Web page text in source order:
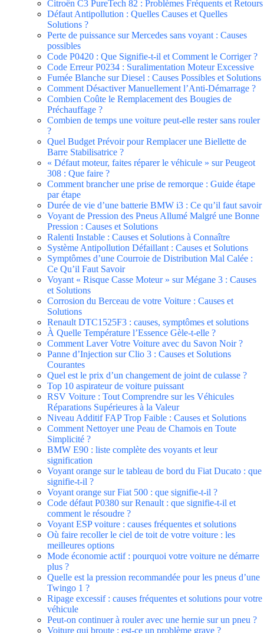
Citroën C3 PureTech 82 : Problèmes Fréquents et Retours
Défaut Antipollution : Quelles Causes et Quelles
Solutions ?
Perte de puissance sur Mercedes sans voyant : Causes
possibles
Code P0420 : Que Signifie-t-il et Comment le Corriger ?
Code Erreur P0234 : Suralimentation Moteur Excessive
Fumée Blanche sur Diesel : Causes Possibles et Solutions
Comment Désactiver Manuellement l’Anti-Démarrage ?
Combien Coûte le Remplacement des Bougies de
Préchauffage ?
Combien de temps une voiture peut-elle rester sans rouler
?
Quel Budget Prévoir pour Remplacer une Biellette de
Barre Stabilisatrice ?
« Défaut moteur, faites réparer le véhicule » sur Peugeot
308 : Que faire ?
Comment brancher une prise de remorque : Guide étape
par étape
Durée de vie d’une batterie BMW i3 : Ce qu’il faut savoir
Voyant de Pression des Pneus Allumé Malgré une Bonne
Pression : Causes et Solutions
Ralenti Instable : Causes et Solutions à Connaître
Système Antipollution Défaillant : Causes et Solutions
Symptômes d’une Courroie de Distribution Mal Calée :
Ce Qu’il Faut Savoir
Voyant « Risque Casse Moteur » sur Mégane 3 : Causes
et Solutions
Corrosion du Berceau de votre Voiture : Causes et
Solutions
Renault DTC1525F3 : causes, symptômes et solutions
À Quelle Température l’Essence Gèle-t-elle ?
Comment Laver Votre Voiture avec du Savon Noir ?
Panne d’Injection sur Clio 3 : Causes et Solutions
Courantes
Quel est le prix d’un changement de joint de culasse ?
Top 10 aspirateur de voiture puissant
RSV Voiture : Tout Comprendre sur les Véhicules
Réparations Supérieures à la Valeur
Niveau Additif FAP Trop Faible : Causes et Solutions
Comment Nettoyer une Peau de Chamois en Toute
Simplicité ?
BMW E90 : liste complète des voyants et leur
signification
Voyant orange sur le tableau de bord du Fiat Ducato : que
signifie-t-il ?
Voyant orange sur Fiat 500 : que signifie-t-il ?
Code défaut P0380 sur Renault : que signifie-t-il et
comment le résoudre ?
Voyant ESP voiture : causes fréquentes et solutions
Où faire recoller le ciel de toit de votre voiture : les
meilleures options
Mode économie actif : pourquoi votre voiture ne démarre
plus ?
Quelle est la pression recommandée pour les pneus d’une
Twingo 1 ?
Ripage excessif : causes fréquentes et solutions pour votre
véhicule
Peut-on continuer à rouler avec une hernie sur un pneu ?
Voiture qui broute : est-ce un problème grave ?